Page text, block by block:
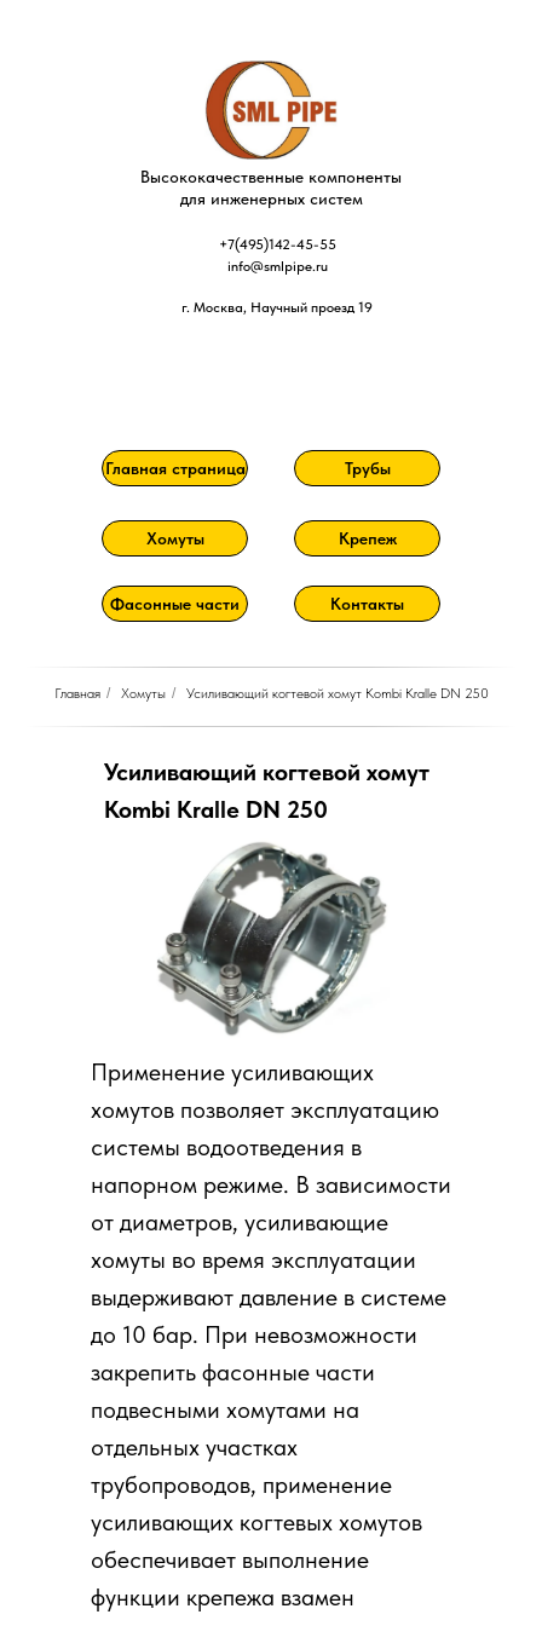
Высококачественные компоненты
для инженерных систем
+7(495)142-45-55
info@smlpipe.ru
г. Москва, Научный проезд 19
Главная страница
Контакты
Фасонные части
Трубы
Хомуты Крепеж
Главная / Хомуты / Усиливающий когтевой хомут Kombi Kralle DN 250
Усиливающий когтевой хомут
Kombi Kralle DN 250
Применение усиливающих
хомутов позволяет эксплуатацию
системы водоотведения в
напорном режиме. В зависимости
от диаметров, усиливающие
хомуты во время эксплуатации
выдерживают давление в системе
до 10 бар. При невозможности
закрепить фасонные части
подвесными хомутами на
отдельных участках
трубопроводов, применение
усиливающих когтевых хомутов
обеспечивает выполнение
функции крепежа взамен